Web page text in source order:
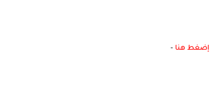
إضغط هنا -